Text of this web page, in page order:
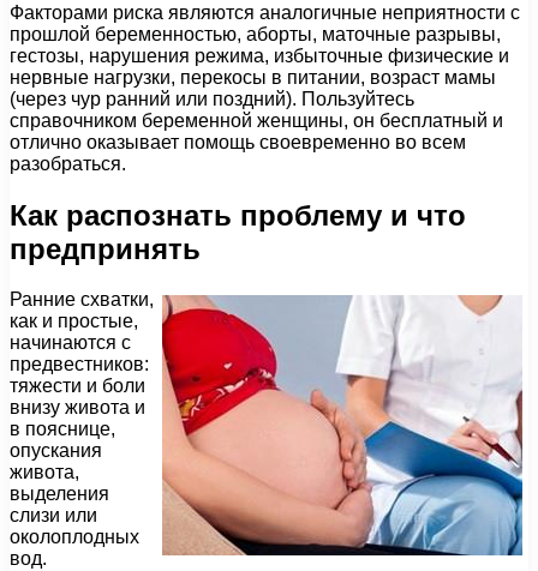
Факторами риска являются аналогичные неприятности с
прошлой беременностью, аборты, маточные разрывы,
гестозы, нарушения режима, избыточные физические и
нервные нагрузки, перекосы в питании, возраст мамы
(через чур ранний или поздний). Пользуйтесь
справочником беременной женщины, он бесплатный и
отлично оказывает помощь своевременно во всем
разобраться.
Как распознать проблему и что
предпринять
Ранние схватки,
как и простые,
начинаются с
предвестников:
тяжести и боли
внизу живота и
в пояснице,
опускания
живота,
выделения
слизи или
околоплодных
вод.